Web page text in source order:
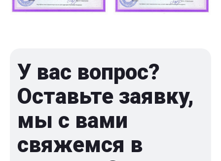
У вас вопрос?
Оставьте заявку,
мы с вами
свяжемся в